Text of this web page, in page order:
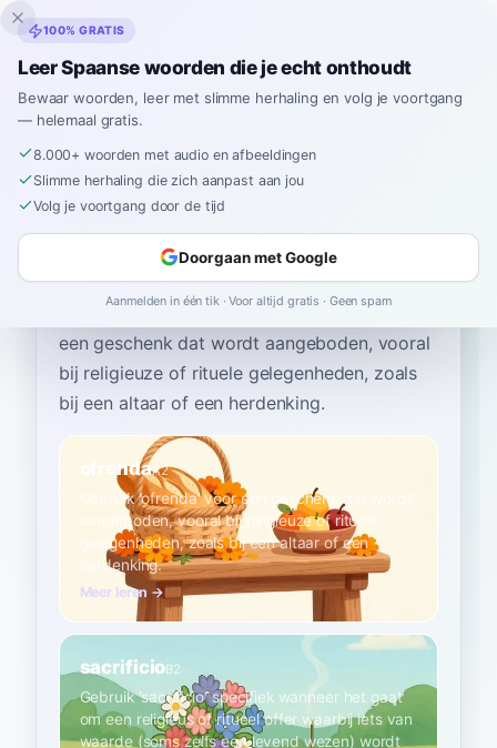
Inklingo
Home›Spaans›Dutch
Hoe zeg je "offer" in het
Spaans
Het meest gebruikte Spaanse woord voor
gebruik 'ofrenda' voor
een geschenk dat wordt aangeboden, vooral
bij religieuze of rituele gelegenheden, zoals
bij een altaar of een herdenking.
ofrendaA2
Gebruik 'ofrenda' voor een geschenk dat wordt
aangeboden, vooral bij religieuze of rituele
gelegenheden, zoals bij een altaar of een
herdenking.
Meer leren →
sacrificioB2
Gebruik 'sacrificio' specifiek wanneer het gaat
om een religieus of ritueel offer waarbij iets van
waarde (soms zelfs een levend wezen) wordt
100% GRATIS
Leer Spaanse woorden die je echt onthoudt
Bewaar woorden, leer met slimme herhaling en volg je voortgang
— helemaal gratis.
8.000+ woorden met audio en afbeeldingen
Slimme herhaling die zich aanpast aan jou
Volg je voortgang door de tijd
Doorgaan met Google
Aanmelden in één tik · Voor altijd gratis · Geen spam